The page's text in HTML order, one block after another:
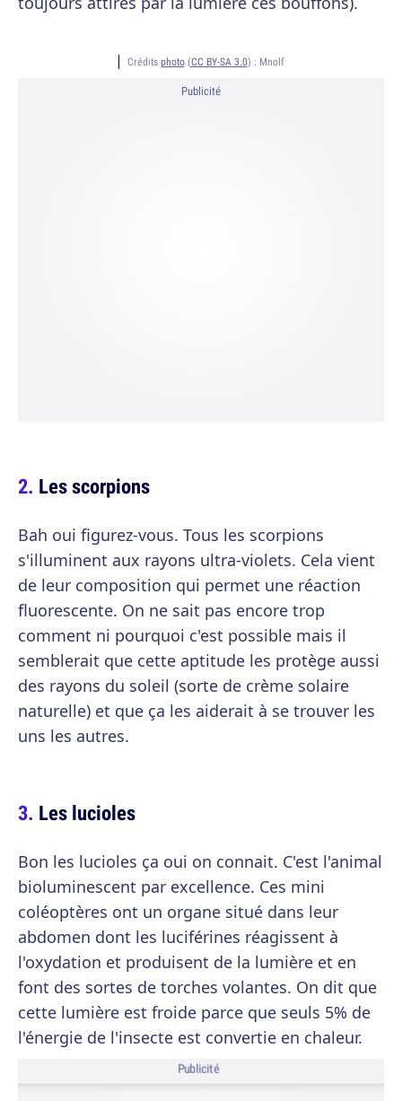
Crédits photo(CC BY-SA 3.0) : Mnolf
Publicité
Les scorpions
Bah oui figurez-vous. Tous les scorpions
s'illuminent aux rayons ultra-violets. Cela vient
de leur composition qui permet une réaction
fluorescente. On ne sait pas encore trop
comment ni pourquoi c'est possible mais il
semblerait que cette aptitude les protège aussi
des rayons du soleil (sorte de crème solaire
naturelle) et que ça les aiderait à se trouver les
uns les autres.
Les lucioles
Bon les lucioles ça oui on connait. C'est l'animal
bioluminescent par excellence. Ces mini
coléoptères ont un organe situé dans leur
abdomen dont les luciférines réagissent à
l'oxydation et produisent de la lumière et en
font des sortes de torches volantes. On dit que
cette lumière est froide parce que seuls 5% de
l'énergie de l'insecte est convertie en chaleur.
Publicité